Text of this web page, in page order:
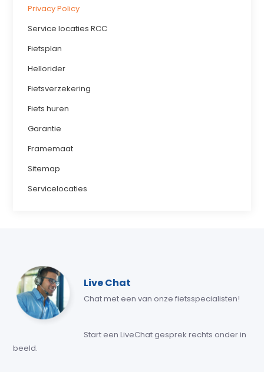
Privacy Policy
Service locaties RCC
Fietsplan
Hellorider
Fietsverzekering
Fiets huren
Garantie
Framemaat
Sitemap
Servicelocaties
Live Chat
Chat met een van onze fietsspecialisten!
Start een LiveChat gesprek rechts onder in
beeld.